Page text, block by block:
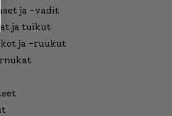
ja -vadit
ja tuikut
ja -ruukut